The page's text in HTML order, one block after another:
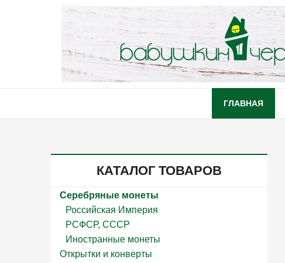
ГЛАВНАЯ
КАТАЛОГ ТОВАРОВ
Серебряные монеты
Российская Империя
РСФСР, СССР
Иностранные монеты
Открытки и конверты